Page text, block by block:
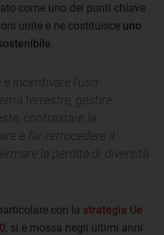
come uno dei punti chiave
unite e ne costituisce uno
incentivare l’uso
terrestre, gestire
contrastare la
e far retrocedere il
la perdita di diversità
con la strategia Ue
, si è mossa negli ultimi anni